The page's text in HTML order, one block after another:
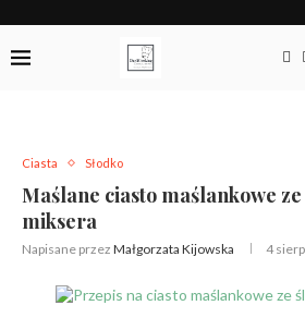
Ciasta Słodko
Maślane ciasto maślankowe
miksera
Napisane przez Małgorzata Kijowska 4